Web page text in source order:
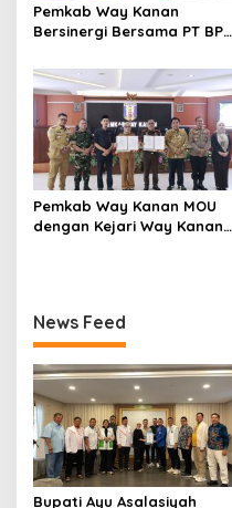
Pemkab Way Kanan
Bersinergi Bersama PT BPR
(Perseroda) Gelar Uji
Kompetensi Keahlian
Pemkab Way Kanan MOU
dengan Kejari Way Kanan
News Feed
Bupati Ayu Asalasiyah